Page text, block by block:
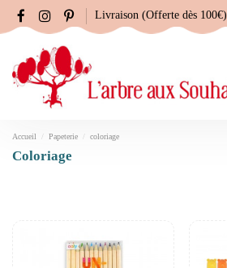
Livraison (Offerte dès 100€)
Accueil Papeterie coloriage
coloriage